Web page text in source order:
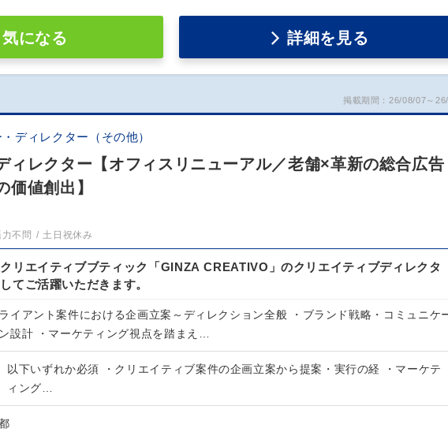
気になる 詳細を見る
掲載期間：26/08/07～
ディレクター（その他）
ィレクター【オフィスリニューアル／老舗×革新の総合広告
価値創出】
不問 土日祝休み
リエイティブブティック「GINZA CREATIVO」のクリエイティブディレクタ
てご活躍いただきます。
ライアント案件における企画立案～ディレクション全般 ・ブランド戦略・コミュニケ
設計 ・マーケティング視点を踏まえ…
以下いずれか必須 ・クリエイティブ案件の企画立案から提案・実行の経 ・マーケテ
ィング…